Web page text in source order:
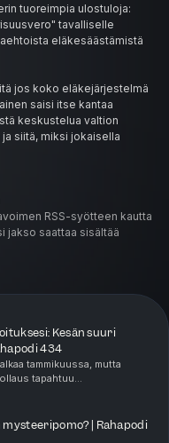
tuoreimpia ulostuloja:
tavalliselle
eläkesäästämistä
jos koko eläkejärjestelmä
saisi itse kantaa
keskustelua valtion
siitä, miksi jokaisella
korotuksia?
vaikutukset
tapahtuu?
säästäminen
useista eri julkisista
siitä, että tiedoissa voi
oleva henkilökunta
RSS-syötteen kautta
jakso saattaa sisältää
Kesän suuri
434
tammikuussa, mutta
tapahtuu
Jasmin ja Miikka
arkesi...
mysteeripomo? | Rahapodi